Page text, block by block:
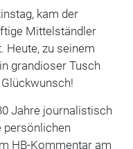
kam der
Mittelständler
Heute, zu seinem
grandioser Tusch
Jahre journalistisch
persönlichen
HB-Kommentar am